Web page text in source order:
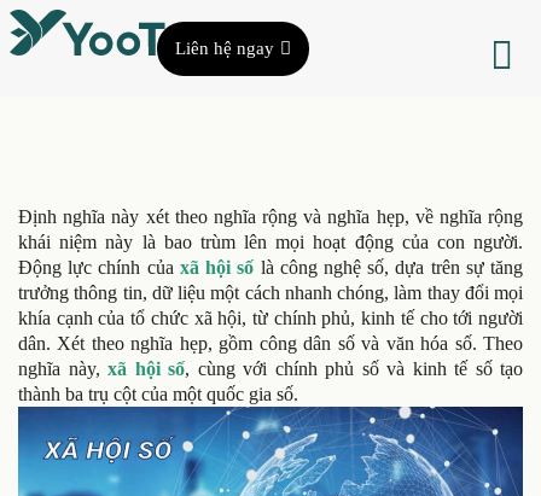
Liên hệ ngay
Định nghĩa này xét theo nghĩa rộng và nghĩa hẹp, về nghĩa rộng
khái niệm này là bao trùm lên mọi hoạt động của con người.
Động lực chính của xã hội số là công nghệ số, dựa trên sự tăng
trưởng thông tin, dữ liệu một cách nhanh chóng, làm thay đổi mọi
khía cạnh của tổ chức xã hội, từ chính phủ, kinh tế cho tới người
dân. Xét theo nghĩa hẹp, gồm công dân số và văn hóa số. Theo
nghĩa này, xã hội số, cùng với chính phủ số và kinh tế số tạo
thành ba trụ cột của một quốc gia số.